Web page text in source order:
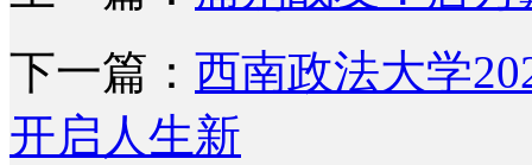
下一篇： 西南政法大学
开启人生新